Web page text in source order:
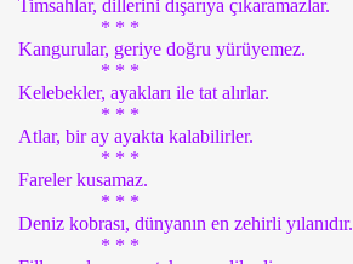
Timsahlar, dillerini dışarıya çıkaramazlar.
* * *
Kangurular, geriye doğru yürüyemez.
* * *
Kelebekler, ayakları ile tat alırlar.
* * *
Atlar, bir ay ayakta kalabilirler.
* * *
Fareler kusamaz.
* * *
Deniz kobrası, dünyanın en zehirli yılanıdır.
* * *